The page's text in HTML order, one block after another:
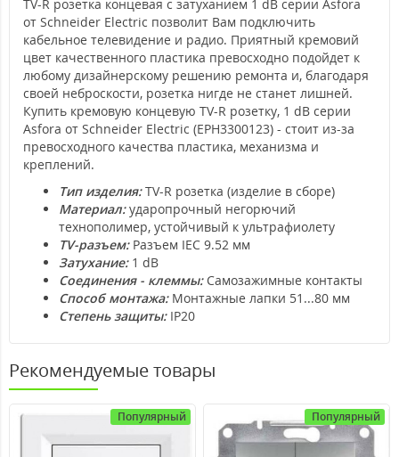
TV-R розетка концевая с затуханием 1 dB серии Asfora
от Schneider Electric позволит Вам подключить
кабельное телевидение и радио. Приятный кремовий
цвет качественного пластика превосходно подойдет к
любому дизайнерскому решению ремонта и, благодаря
своей неброскости, розетка нигде не станет лишней.
Купить кремовую концевую TV-R розетку, 1 dB серии
Asfora от Schneider Electric (EPH3300123) - стоит из-за
превосходного качества пластика, механизма и
креплений.
Тип изделия:TV-R розетка (изделие в сборе)
Материал:ударопрочный негорючий
технополимер, устойчивый к ультрафиолету
TV-разъем: Разъем IEC 9.52 мм
Затухание: 1 dB
Соединения - клеммы: Самозажимные контакты
Способ монтажа: Монтажные лапки 51...80 мм
Степень защиты: IP20
Рекомендуемые товары
Популярный Популярный